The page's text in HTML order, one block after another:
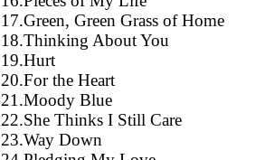
17.Green, Green Grass of Home
18.Thinking About You
19.Hurt
20.For the Heart
21.Moody Blue
22.She Thinks I Still Care
23.Way Down